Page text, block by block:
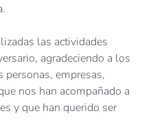
las actividades
agradeciendo a los
personas, empresas,
nos han acompañado a
y que han querido ser